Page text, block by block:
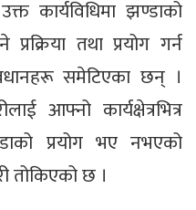
कार्यविधिमा झण्डाको
तथा प्रयोग गर्न
समेटिएका छन् ।
आफ्नो कार्यक्षेत्रभित्र
प्रयोग भए नभएको
तोकिएको छ ।